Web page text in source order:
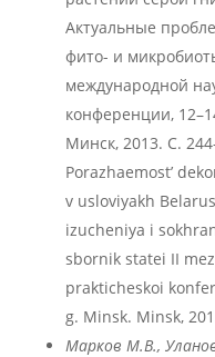
Актуальные
фито- и
международной
конференции,
Минск, 2013. С.
Porazhaemost’
v usloviyakh
izucheniya i
sbornik statei II
prakticheskoi
g. Minsk. Minsk,
Марков М.В.,